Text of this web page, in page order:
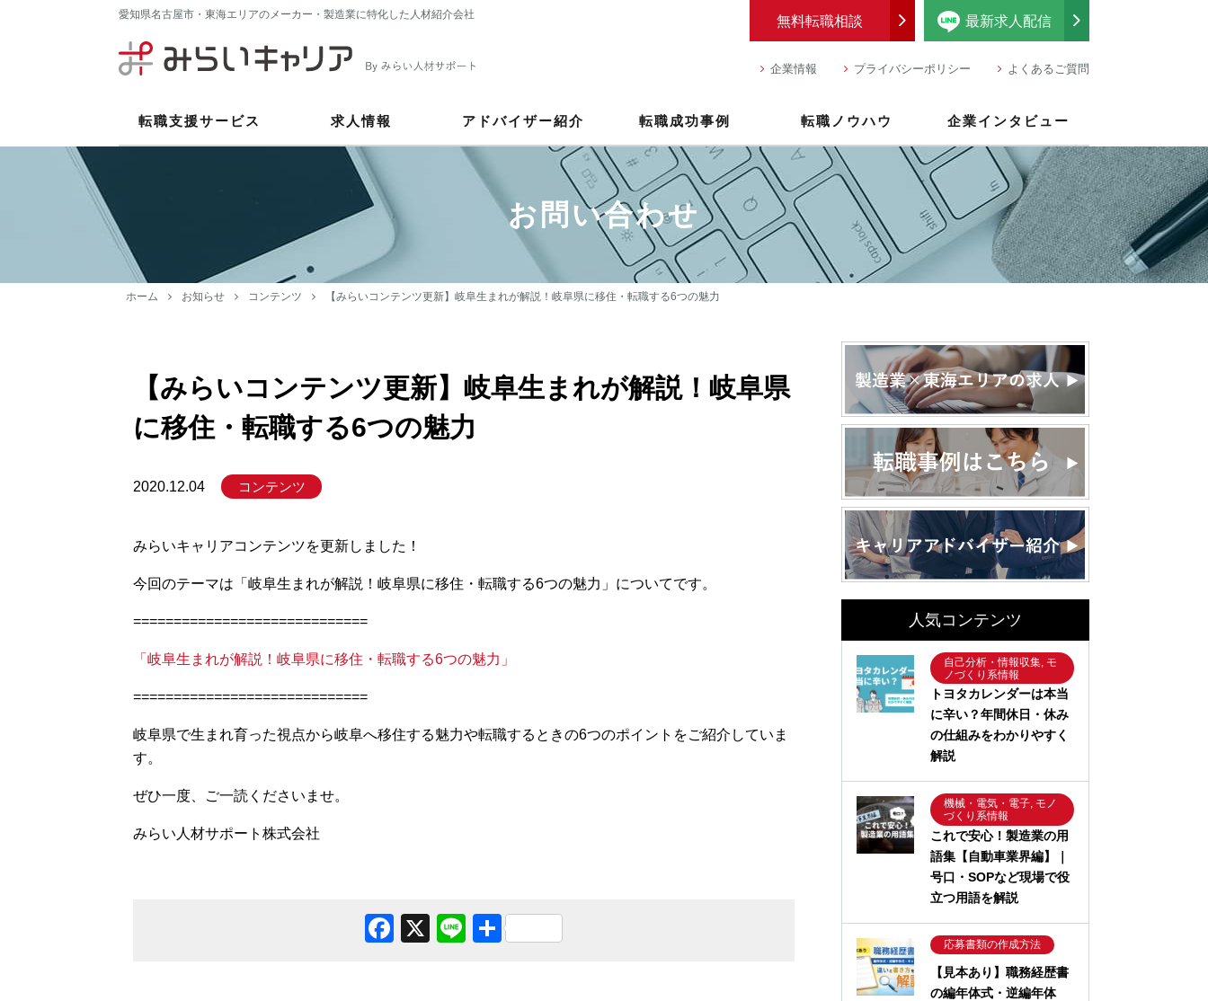
愛知県名古屋市・東海エリアのメーカー・製造業に特化した人材紹介会社 最新求人配信
無料転職相談
企業情報 プライバシーポリシー よくあるご質問
転職支援サービス 求人情報 アドバイザー紹介 転職成功事例 転職ノウハウ 企業インタビュー
お問い合わせ
ホーム お知らせ コンテンツ 【みらいコンテンツ更新】岐阜生まれが解説！岐阜県に移住・転職する6つの魅力
【みらいコンテンツ更新】岐阜生まれが解説！岐阜県
に移住・転職する6つの魅力
2020.12.04 コンテンツ
みらいキャリアコンテンツを更新しました！
今回のテーマは「岐阜生まれが解説！岐阜県に移住・転職する6つの魅力」についてです。
=============================
「岐阜生まれが解説！岐阜県に移住・転職する6つの魅力」
=============================
岐阜県で生まれ育った視点から岐阜へ移住する魅力や転職するときの6つのポイントをご紹介していま
す。
ぜひ一度、ご一読くださいませ。
みらい人材サポート株式会社
Facebook
X Line共
人気コンテンツ
自己分析・情報収集, モ
ノづくり系情報
トヨタカレンダーは本当
に辛い？年間休日・休み
の仕組みをわかりやすく
解説
機械・電気・電子, モノ
づくり系情報
これで安心！製造業の用
語集【自動車業界編】｜
号口・SOPなど現場で役
立つ用語を解説
応募書類の作成方法
【見本あり】職務経歴書
の編年体式・逆編年体